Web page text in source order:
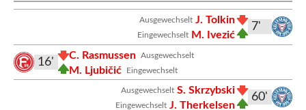
7'
Ausgewechselt J. Tolkin
Eingewechselt M. Ivezić
Ausgewechselt
C. Rasmussen
Eingewechselt
M. Ljubičić
16'
60'
Ausgewechselt S. Skrzybski
Eingewechselt J. Therkelsen